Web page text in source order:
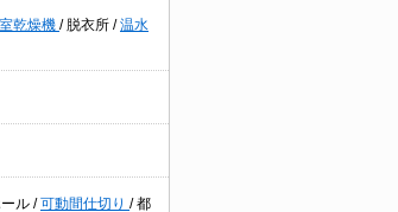
乾燥機 / 脱衣所 /温水
ル /可動間仕切り /都